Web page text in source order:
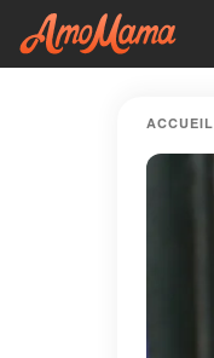
ACCUEIL